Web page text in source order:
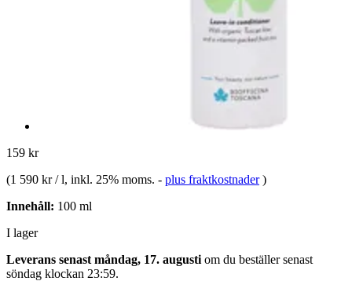
159 kr
(1 590 kr / l, inkl. 25% moms. - plus fraktkostnader )
Innehåll: 100 ml
I lager
Leverans senast måndag, 17. augusti om du beställer senast
söndag klockan 23:59.